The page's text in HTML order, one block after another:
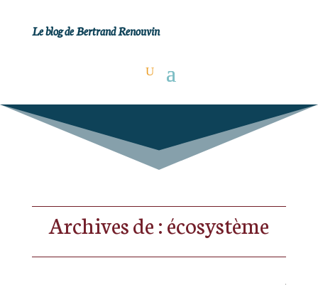
Le blog de Bertrand Renouvin
Archives de : écosystème